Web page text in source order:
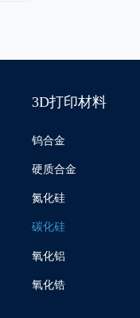
3D打印材料
钨合金
硬质合金
氮化硅
碳化硅
氧化铝
氧化锆